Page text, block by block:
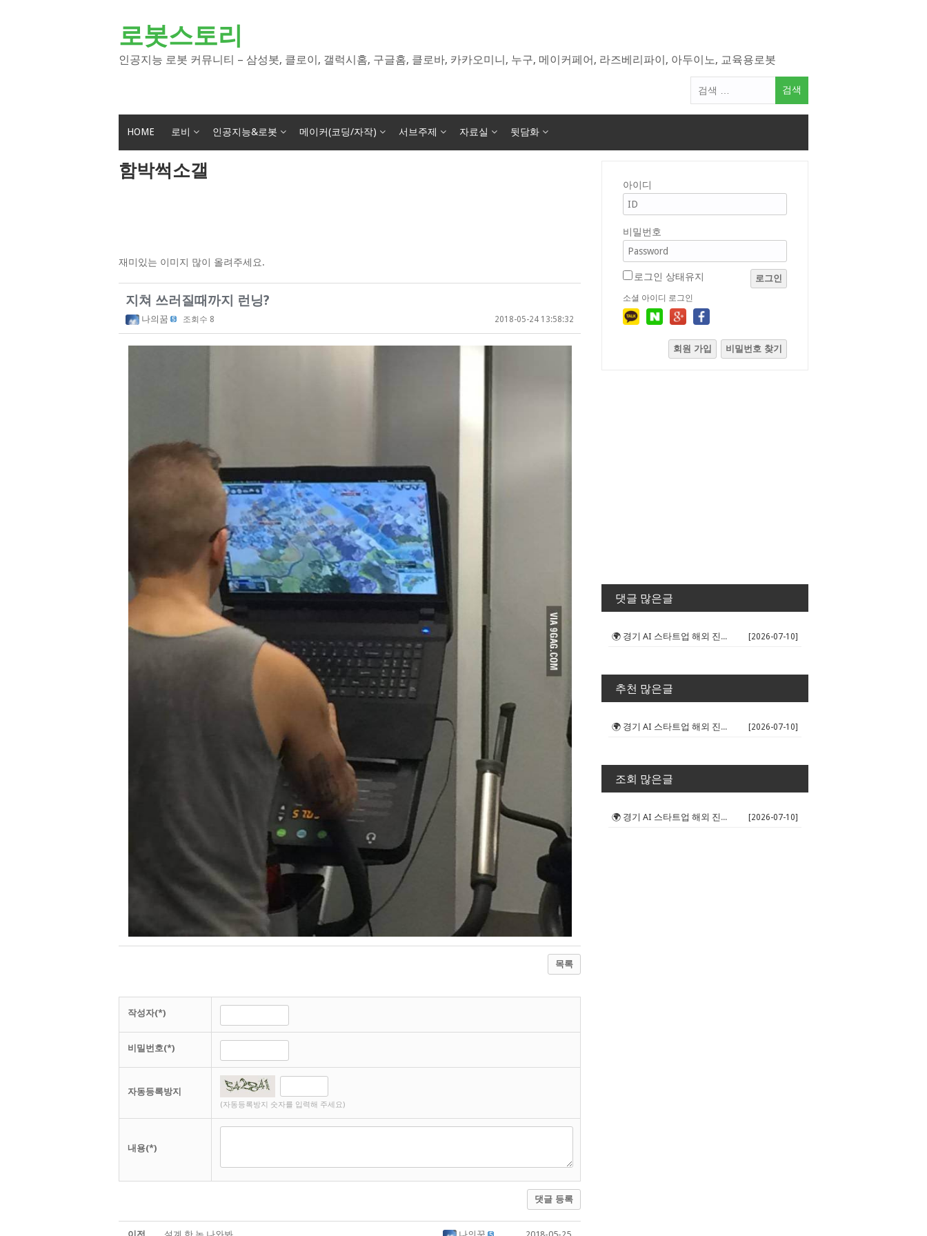
로봇스토리
인공지능 로봇 커뮤니티 – 삼성봇, 클로이, 갤럭시홈, 구글홈, 클로바, 카카오미니, 누구, 메이커페어, 라즈베리파이, 아두이노, 교육용로봇
색
HOME 로비 인공지능&로봇 메이커(코딩/자작) 서브주제 자료실 뒷담화
함박썩소갤
재미있는 이미지 많이 올려주세요.
지쳐 쓰러질때까지 런닝?
나의꿈 조회수 8 2018-05-24 13:58:32
목록
작성자(*)
비밀번호(*)
자동등록방지
(자동등록방지 숫자를 입력해 주세요)
내용(*)
댓글 등록
아이디
비밀번호
로그인 상태유지 로그인
소셜 아이디 로그인
회원 가입 비밀번호 찾기
댓글 많은글
🌍 경기 AI 스타트업 해외 진출 판... [2026-07-10]
추천 많은글
🌍 경기 AI 스타트업 해외 진출 판... [2026-07-10]
조회 많은글
🌍 경기 AI 스타트업 해외 진출 판... [2026-07-10]